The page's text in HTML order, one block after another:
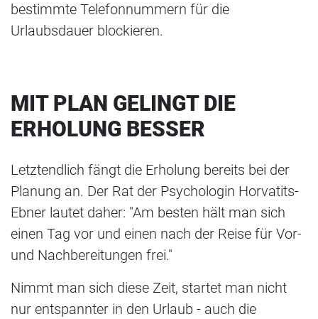
bestimmte Telefonnummern für die
Urlaubsdauer blockieren.
MIT PLAN GELINGT DIE
ERHOLUNG BESSER
Letztendlich fängt die Erholung bereits bei der
Planung an. Der Rat der Psychologin Horvatits-
Ebner lautet daher: "Am besten hält man sich
einen Tag vor und einen nach der Reise für Vor-
und Nachbereitungen frei."
Nimmt man sich diese Zeit, startet man nicht
nur entspannter in den Urlaub - auch die